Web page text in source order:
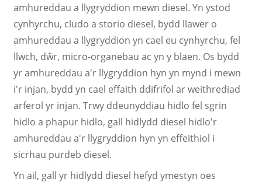
amhureddau a llygryddion mewn diesel. Yn ystod
cynhyrchu, cludo a storio diesel, bydd llawer o
amhureddau a llygryddion yn cael eu cynhyrchu, fel
llwch, dŵr, micro-organebau ac yn y blaen. Os bydd
yr amhureddau a'r llygryddion hyn yn mynd i mewn
i'r injan, bydd yn cael effaith ddifrifol ar weithrediad
arferol yr injan. Trwy ddeunyddiau hidlo fel sgrin
hidlo a phapur hidlo, gall hidlydd diesel hidlo'r
amhureddau a'r llygryddion hyn yn effeithiol i
sicrhau purdeb diesel.
Yn ail, gall yr hidlydd diesel hefyd ymestyn oes